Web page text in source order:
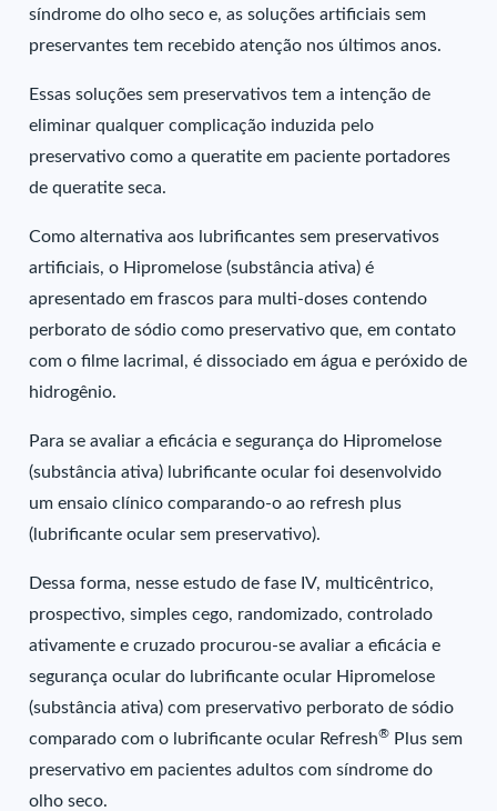
síndrome do olho seco e, as soluções artificiais sem
preservantes tem recebido atenção nos últimos anos.
Essas soluções sem preservativos tem a intenção de
eliminar qualquer complicação induzida pelo
preservativo como a queratite em paciente portadores
de queratite seca.
Como alternativa aos lubrificantes sem preservativos
artificiais, o Hipromelose (substância ativa) é
apresentado em frascos para multi-doses contendo
perborato de sódio como preservativo que, em contato
com o filme lacrimal, é dissociado em água e peróxido de
hidrogênio.
Para se avaliar a eficácia e segurança do Hipromelose
(substância ativa) lubrificante ocular foi desenvolvido
um ensaio clínico comparando-o ao refresh plus
(lubrificante ocular sem preservativo).
Dessa forma, nesse estudo de fase IV, multicêntrico,
prospectivo, simples cego, randomizado, controlado
ativamente e cruzado procurou-se avaliar a eficácia e
segurança ocular do lubrificante ocular Hipromelose
(substância ativa) com preservativo perborato de sódio
comparado com o lubrificante ocular Refresh® Plus sem
preservativo em pacientes adultos com síndrome do
olho seco.